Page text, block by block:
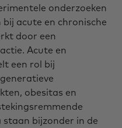
onderzoeken
acute en chronische
door een
Acute en
een rol bij
obesitas en
staan bijzonder in de